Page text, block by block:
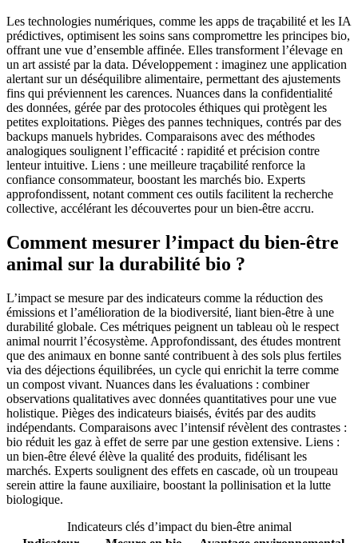
Les technologies numériques, comme les apps de traçabilité et les IA
prédictives, optimisent les soins sans compromettre les principes bio,
offrant une vue d’ensemble affinée. Elles transforment l’élevage en
un art assisté par la data. Développement : imaginez une application
alertant sur un déséquilibre alimentaire, permettant des ajustements
fins qui préviennent les carences. Nuances dans la confidentialité
des données, gérée par des protocoles éthiques qui protègent les
petites exploitations. Pièges des pannes techniques, contrés par des
backups manuels hybrides. Comparaisons avec des méthodes
analogiques soulignent l’efficacité : rapidité et précision contre
lenteur intuitive. Liens : une meilleure traçabilité renforce la
confiance consommateur, boostant les marchés bio. Experts
approfondissent, notant comment ces outils facilitent la recherche
collective, accélérant les découvertes pour un bien-être accru.
Comment mesurer l’impact du bien-être
animal sur la durabilité bio ?
L’impact se mesure par des indicateurs comme la réduction des
émissions et l’amélioration de la biodiversité, liant bien-être à une
durabilité globale. Ces métriques peignent un tableau où le respect
animal nourrit l’écosystème. Approfondissant, des études montrent
que des animaux en bonne santé contribuent à des sols plus fertiles
via des déjections équilibrées, un cycle qui enrichit la terre comme
un compost vivant. Nuances dans les évaluations : combiner
observations qualitatives avec données quantitatives pour une vue
holistique. Pièges des indicateurs biaisés, évités par des audits
indépendants. Comparaisons avec l’intensif révèlent des contrastes :
bio réduit les gaz à effet de serre par une gestion extensive. Liens :
un bien-être élevé élève la qualité des produits, fidélisant les
marchés. Experts soulignent des effets en cascade, où un troupeau
serein attire la faune auxiliaire, boostant la pollinisation et la lutte
biologique.
Indicateurs clés d’impact du bien-être animal